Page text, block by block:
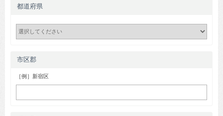
都道府県
市区郡
［例］新宿区